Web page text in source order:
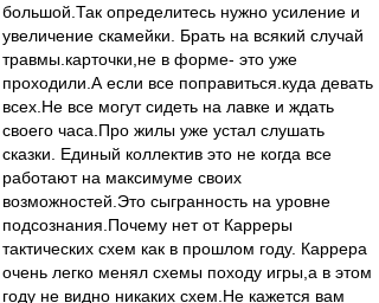
большой.Так определитесь нужно усиление и
увеличение скамейки. Брать на всякий случай
травмы.карточки,не в форме- это уже
проходили.А если все поправиться.куда девать
всех.Не все могут сидеть на лавке и ждать
своего часа.Про жилы уже устал слушать
сказки. Единый коллектив это не когда все
работают на максимуме своих
возможностей.Это сыгранность на уровне
подсознания.Почему нет от Карреры
тактических схем как в прошлом году. Каррера
очень легко менял схемы походу игры,а в этом
году не видно никаких схем.Не кажется вам